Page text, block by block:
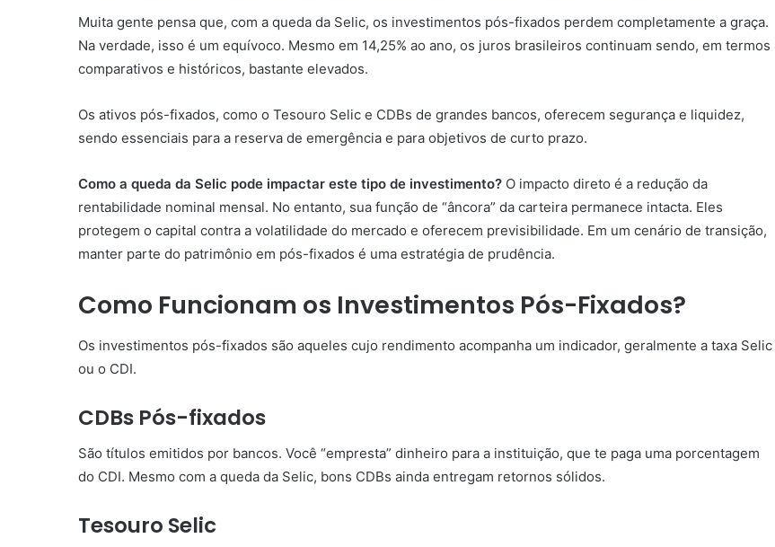
Muita gente pensa que, com a queda da Selic, os investimentos pós-fixados perdem completamente a graça.
Na verdade, isso é um equívoco. Mesmo em 14,25% ao ano, os juros brasileiros continuam sendo, em termos
comparativos e históricos, bastante elevados.
Os ativos pós-fixados, como o Tesouro Selic e CDBs de grandes bancos, oferecem segurança e liquidez,
sendo essenciais para a reserva de emergência e para objetivos de curto prazo.
Como a queda da Selic pode impactar este tipo de investimento? O impacto direto é a redução da
rentabilidade nominal mensal. No entanto, sua função de “âncora” da carteira permanece intacta. Eles
protegem o capital contra a volatilidade do mercado e oferecem previsibilidade. Em um cenário de transição,
manter parte do patrimônio em pós-fixados é uma estratégia de prudência.
Como Funcionam os Investimentos Pós-Fixados?
Os investimentos pós-fixados são aqueles cujo rendimento acompanha um indicador, geralmente a taxa Selic
ou o CDI.
CDBs Pós-fixados
São títulos emitidos por bancos. Você “empresta” dinheiro para a instituição, que te paga uma porcentagem
do CDI. Mesmo com a queda da Selic, bons CDBs ainda entregam retornos sólidos.
Tesouro Selic